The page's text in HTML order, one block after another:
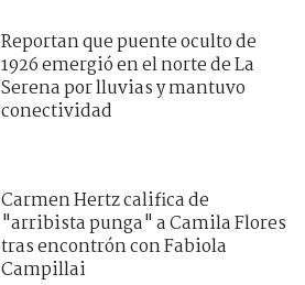
Reportan que puente oculto de
1926 emergió en el norte de La
Serena por lluvias y mantuvo
conectividad
Carmen Hertz califica de
"arribista punga" a Camila Flores
tras encontrón con Fabiola
Campillai